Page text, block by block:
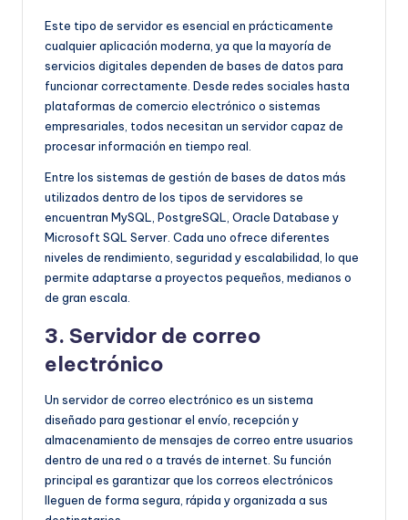
Este tipo de servidor es esencial en prácticamente
cualquier aplicación moderna, ya que la mayoría de
servicios digitales dependen de bases de datos para
funcionar correctamente. Desde redes sociales hasta
plataformas de comercio electrónico o sistemas
empresariales, todos necesitan un servidor capaz de
procesar información en tiempo real.
Entre los sistemas de gestión de bases de datos más
utilizados dentro de los tipos de servidores se
encuentran MySQL, PostgreSQL, Oracle Database y
Microsoft SQL Server. Cada uno ofrece diferentes
niveles de rendimiento, seguridad y escalabilidad, lo que
permite adaptarse a proyectos pequeños, medianos o
de gran escala.
3. Servidor de correo
electrónico
Un servidor de correo electrónico es un sistema
diseñado para gestionar el envío, recepción y
almacenamiento de mensajes de correo entre usuarios
dentro de una red o a través de internet. Su función
principal es garantizar que los correos electrónicos
lleguen de forma segura, rápida y organizada a sus